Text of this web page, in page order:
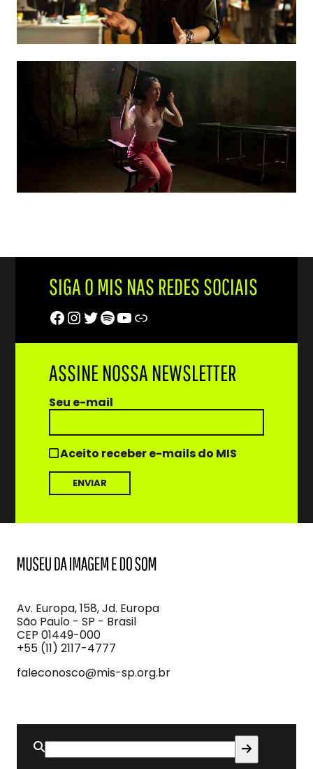
SIGA O MIS NAS REDES SOCIAIS
Facebook
Instagram
Twitter
Spotify
Youtube
Trip Advisor
ASSINE NOSSA NEWSLETTER
Seu e-mail
Aceito receber e-mails do MIS
Imagem
e
do
Som
Av. Europa, 158, Jd. Europa
São Paulo - SP - Brasil
CEP 01449-000
+55 (11) 2117-4777
faleconosco@mis-sp.org.br
Buscar
por: